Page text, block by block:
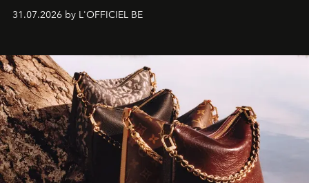
monumentales et poésie du mouvement, l'artiste
américain investit les espaces imaginés par Frank Gehry
sculpture.
31.07.2026 by L'OFFICIEL BE